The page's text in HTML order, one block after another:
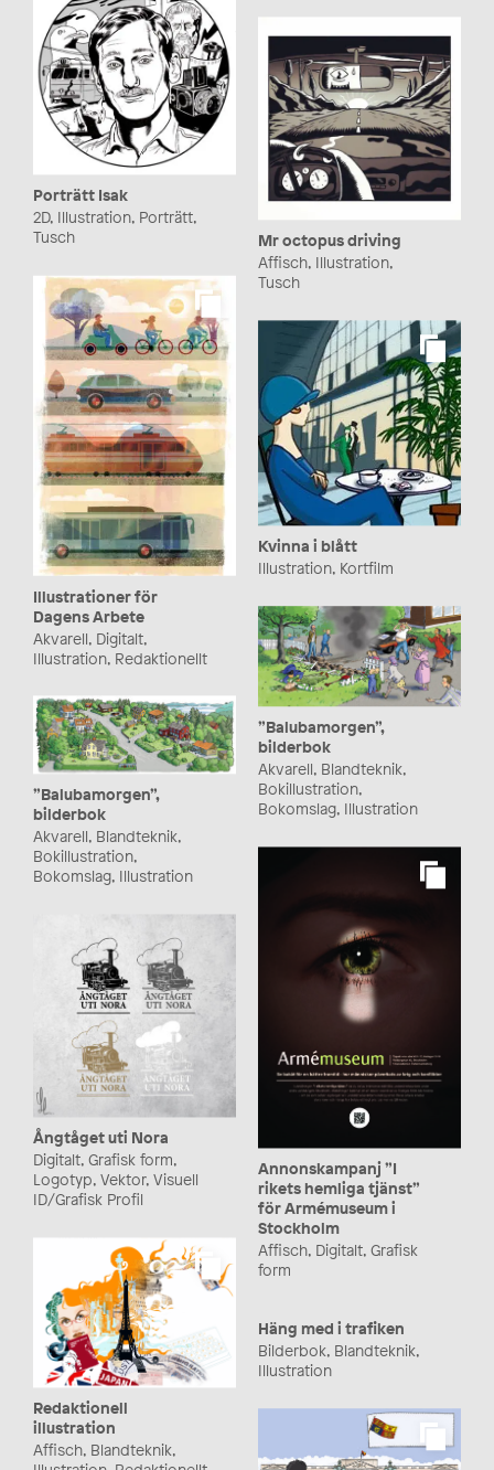
Porträtt Isak
2D, Illustration, Porträtt,
Tusch
Mr octopus driving
Affisch, Illustration,
Tusch
Illustrationer för
Dagens Arbete
Akvarell, Digitalt,
Illustration, Redaktionellt
Kvinna i blått
Illustration, Kortfilm
”Balubamorgen”,
bilderbok
Akvarell, Blandteknik,
Bokillustration,
Bokomslag, Illustration
”Balubamorgen”,
bilderbok
Akvarell, Blandteknik,
Bokillustration,
Bokomslag, Illustration
Annonskampanj ”I
rikets hemliga tjänst”
för Armémuseum i
Stockholm
Affisch, Digitalt, Grafisk
form
Ångtåget uti Nora
Digitalt, Grafisk form,
Logotyp, Vektor, Visuell
ID/Grafisk Profil
Redaktionell
illustration
Affisch, Blandteknik,
Häng med i trafiken
Bilderbok, Blandteknik,
Illustration